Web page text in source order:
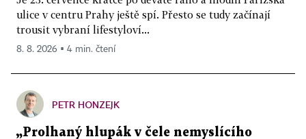
ulice v centru Prahy ještě spí. Přesto se tudy začínají
trousit vybraní lifestyloví...
8. 8. 2026 ▪ 4 min. čtení
PETR HONZEJK
„Prolhaný hlupák v čele nemyslícího